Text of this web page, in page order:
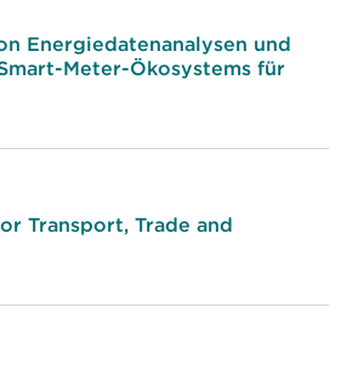
Energiedatenanalysen und
Meter-Ökosystems für
Transport, Trade and